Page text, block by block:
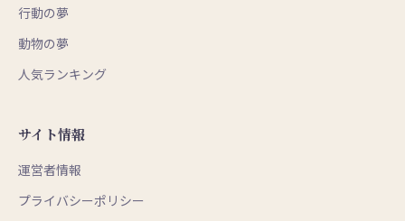
行動の夢
動物の夢
人気ランキング
サイト情報
運営者情報
プライバシーポリシー